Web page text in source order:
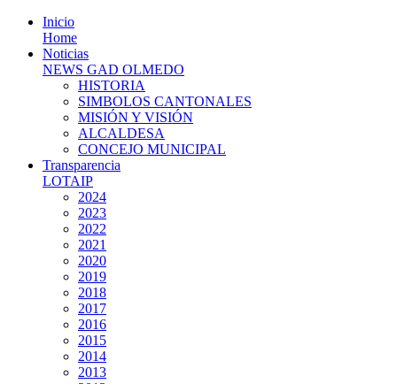
Inicio
Home
Noticias
NEWS GAD OLMEDO
HISTORIA
SIMBOLOS CANTONALES
MISIÓN Y VISIÓN
ALCALDESA
CONCEJO MUNICIPAL
Transparencia
LOTAIP
2024
2023
2022
2021
2020
2019
2018
2017
2016
2015
2014
2013